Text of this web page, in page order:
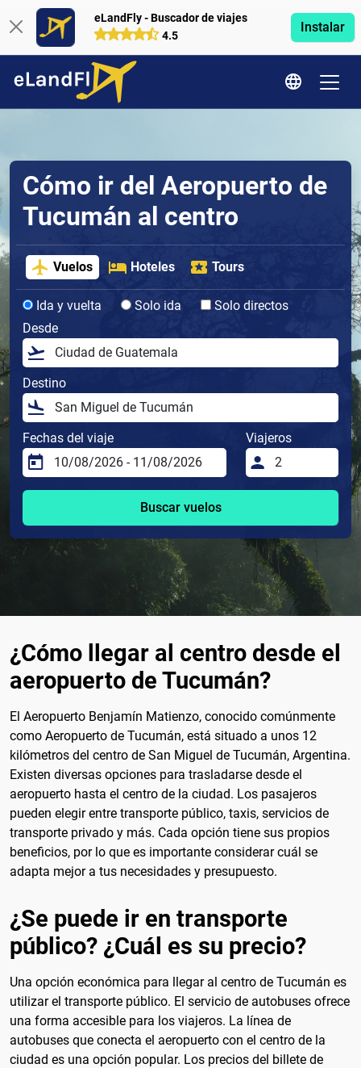
eLandFly - Buscador de viajes
4.5
Instalar
Cómo ir del Aeropuerto de
Tucumán al centro
Vuelos Hoteles Tours
Ida y vuelta Solo ida
Solo directos
Desde
Destino
Fechas del viaje Viajeros
Buscar vuelos
¿Cómo llegar al centro desde el
aeropuerto de Tucumán?
El Aeropuerto Benjamín Matienzo, conocido comúnmente
como Aeropuerto de Tucumán, está situado a unos 12
kilómetros del centro de San Miguel de Tucumán, Argentina.
Existen diversas opciones para trasladarse desde el
aeropuerto hasta el centro de la ciudad. Los pasajeros
pueden elegir entre transporte público, taxis, servicios de
transporte privado y más. Cada opción tiene sus propios
beneficios, por lo que es importante considerar cuál se
adapta mejor a tus necesidades y presupuesto.
¿Se puede ir en transporte
público? ¿Cuál es su precio?
Una opción económica para llegar al centro de Tucumán es
utilizar el transporte público. El servicio de autobuses ofrece
una forma accesible para los viajeros. La línea de
autobuses que conecta el aeropuerto con el centro de la
ciudad es una opción popular. Los precios del billete de